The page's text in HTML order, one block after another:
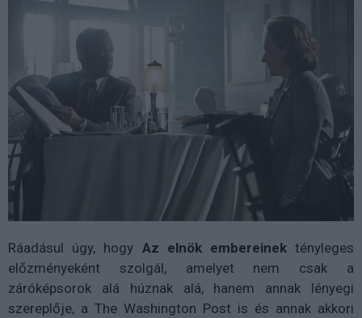
Ráadásul úgy, hogy Az elnök embereinektényleges
előzményeként szolgál, amelyet nem csak a
záróképsorok alá húznak alá, hanem annak lényegi
szereplője, a The Washington Post is és annak akkori